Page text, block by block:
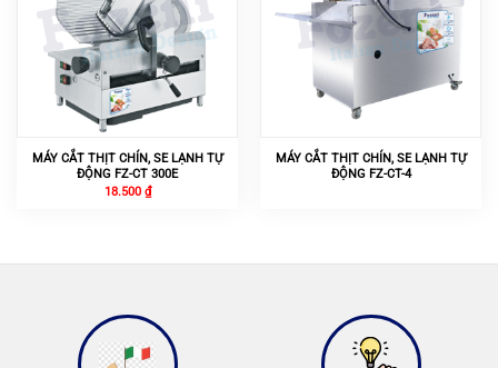
MÁY CẮT THỊT CHÍN, SE LẠNH TỰ
ĐỘNG FZ-CT 300E
18.500 ₫
MÁY CẮT THỊT CHÍN, SE LẠNH TỰ
ĐỘNG FZ-CT-4